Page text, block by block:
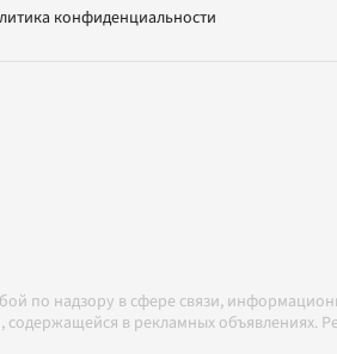
конфиденциальности
по надзору в сфере связи,
содержащейся в рекламных